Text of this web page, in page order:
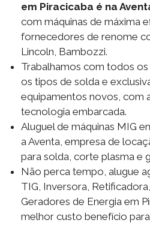
em Piracicaba é na
com máquinas de máxima
fornecedores de renome
Lincoln, Bambozzi.
Trabalhamos com todos
os tipos de solda e
equipamentos novos, com
tecnologia embarcada.
Aluguel de máquinas MIG
a Aventa, empresa de
para solda, corte plasma e
Não perca tempo, alugue
TIG, Inversora,
Geradores de Energia em
melhor custo benefício